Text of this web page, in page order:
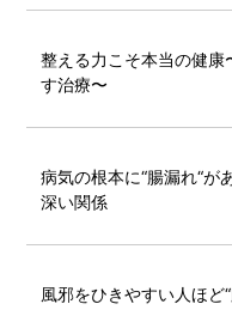
整える力こそ本当の健
す治療〜
病気の根本に“腸漏れ“が
深い関係
風邪をひきやすい人ほど